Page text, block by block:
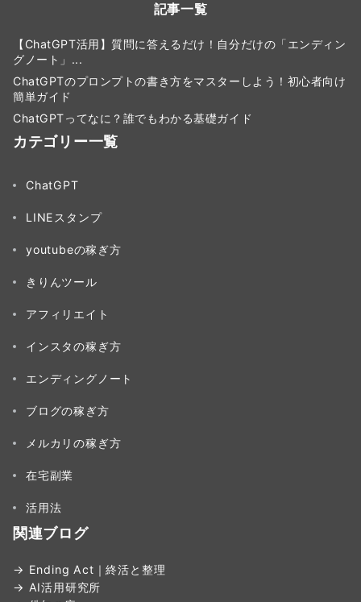
記事一覧
【ChatGPT活用】質問に答えるだけ！自分だけの「エンディン
グノート」...
ChatGPTのプロンプトの書き方をマスターしよう！初心者向け
簡単ガイド
ChatGPTってなに？誰でもわかる基礎ガイド
カテゴリー一覧
ChatGPT
LINEスタンプ
youtubeの稼ぎ方
きりんツール
アフィリエイト
インスタの稼ぎ方
エンディングノート
ブログの稼ぎ方
メルカリの稼ぎ方
在宅副業
活用法
関連ブログ
→ Ending Act｜終活と整理
→ AI活用研究所